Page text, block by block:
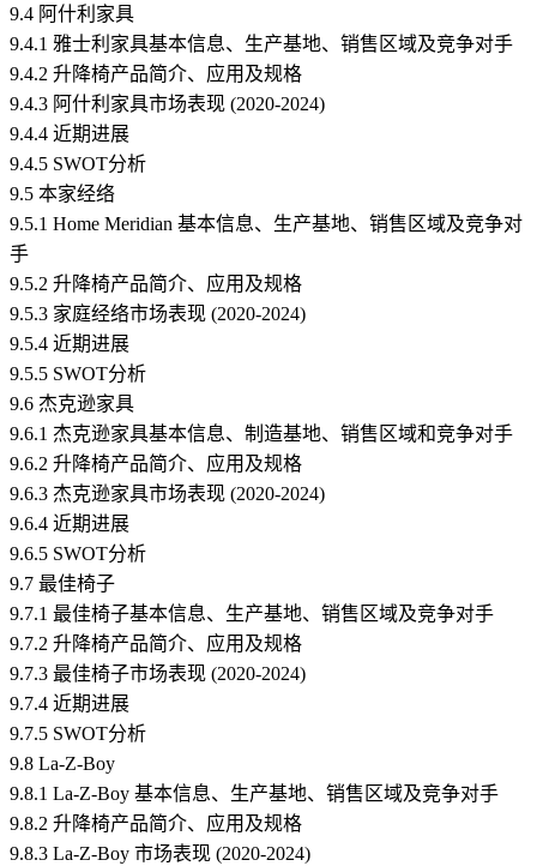
9.4 阿什利家具
9.4.1 雅士利家具基本信息、生产基地、销售区域及竞争对手
9.4.2 升降椅产品简介、应用及规格
9.4.3 阿什利家具市场表现 (2020-2024)
9.4.4 近期进展
9.4.5 SWOT分析
9.5 本家经络
9.5.1 Home Meridian 基本信息、生产基地、销售区域及竞争对
手
9.5.2 升降椅产品简介、应用及规格
9.5.3 家庭经络市场表现 (2020-2024)
9.5.4 近期进展
9.5.5 SWOT分析
9.6 杰克逊家具
9.6.1 杰克逊家具基本信息、制造基地、销售区域和竞争对手
9.6.2 升降椅产品简介、应用及规格
9.6.3 杰克逊家具市场表现 (2020-2024)
9.6.4 近期进展
9.6.5 SWOT分析
9.7 最佳椅子
9.7.1 最佳椅子基本信息、生产基地、销售区域及竞争对手
9.7.2 升降椅产品简介、应用及规格
9.7.3 最佳椅子市场表现 (2020-2024)
9.7.4 近期进展
9.7.5 SWOT分析
9.8 La-Z-Boy
9.8.1 La-Z-Boy 基本信息、生产基地、销售区域及竞争对手
9.8.2 升降椅产品简介、应用及规格
9.8.3 La-Z-Boy 市场表现 (2020-2024)